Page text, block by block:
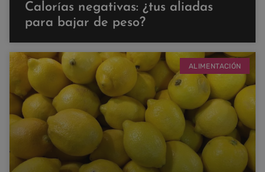
Calorías negativas: ¿tus aliadas
para bajar de peso?
ALIMENTACIÓN